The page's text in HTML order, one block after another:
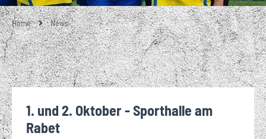
Home News
1. und 2. Oktober - Sporthalle am
Rabet